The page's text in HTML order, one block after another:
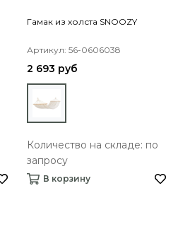
Гамак из холста SNOOZY
Артикул: 56-0606038
2 693 руб
Количество на складе: по
запросу
В корзину